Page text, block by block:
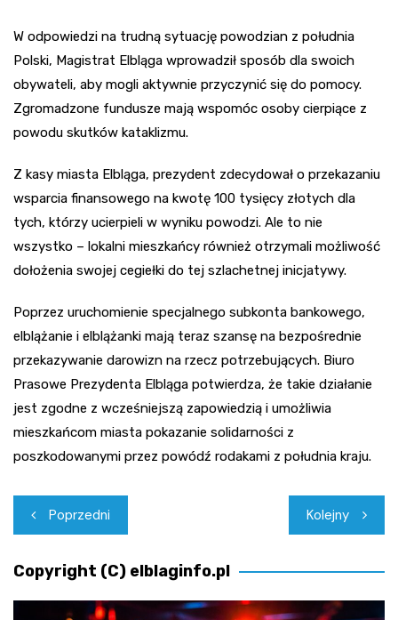
W odpowiedzi na trudną sytuację powodzian z południa
Polski, Magistrat Elbląga wprowadził sposób dla swoich
obywateli, aby mogli aktywnie przyczynić się do pomocy.
Zgromadzone fundusze mają wspomóc osoby cierpiące z
powodu skutków kataklizmu.
Z kasy miasta Elbląga, prezydent zdecydował o przekazaniu
wsparcia finansowego na kwotę 100 tysięcy złotych dla
tych, którzy ucierpieli w wyniku powodzi. Ale to nie
wszystko – lokalni mieszkańcy również otrzymali możliwość
dołożenia swojej cegiełki do tej szlachetnej inicjatywy.
Poprzez uruchomienie specjalnego subkonta bankowego,
elblążanie i elblążanki mają teraz szansę na bezpośrednie
przekazywanie darowizn na rzecz potrzebujących. Biuro
Prasowe Prezydenta Elbląga potwierdza, że takie działanie
jest zgodne z wcześniejszą zapowiedzią i umożliwia
mieszkańcom miasta pokazanie solidarności z
poszkodowanymi przez powódź rodakami z południa kraju.
Nawigacja
wpisu
Poprzedni Kolejny
Copyright (C) elblaginfo.pl